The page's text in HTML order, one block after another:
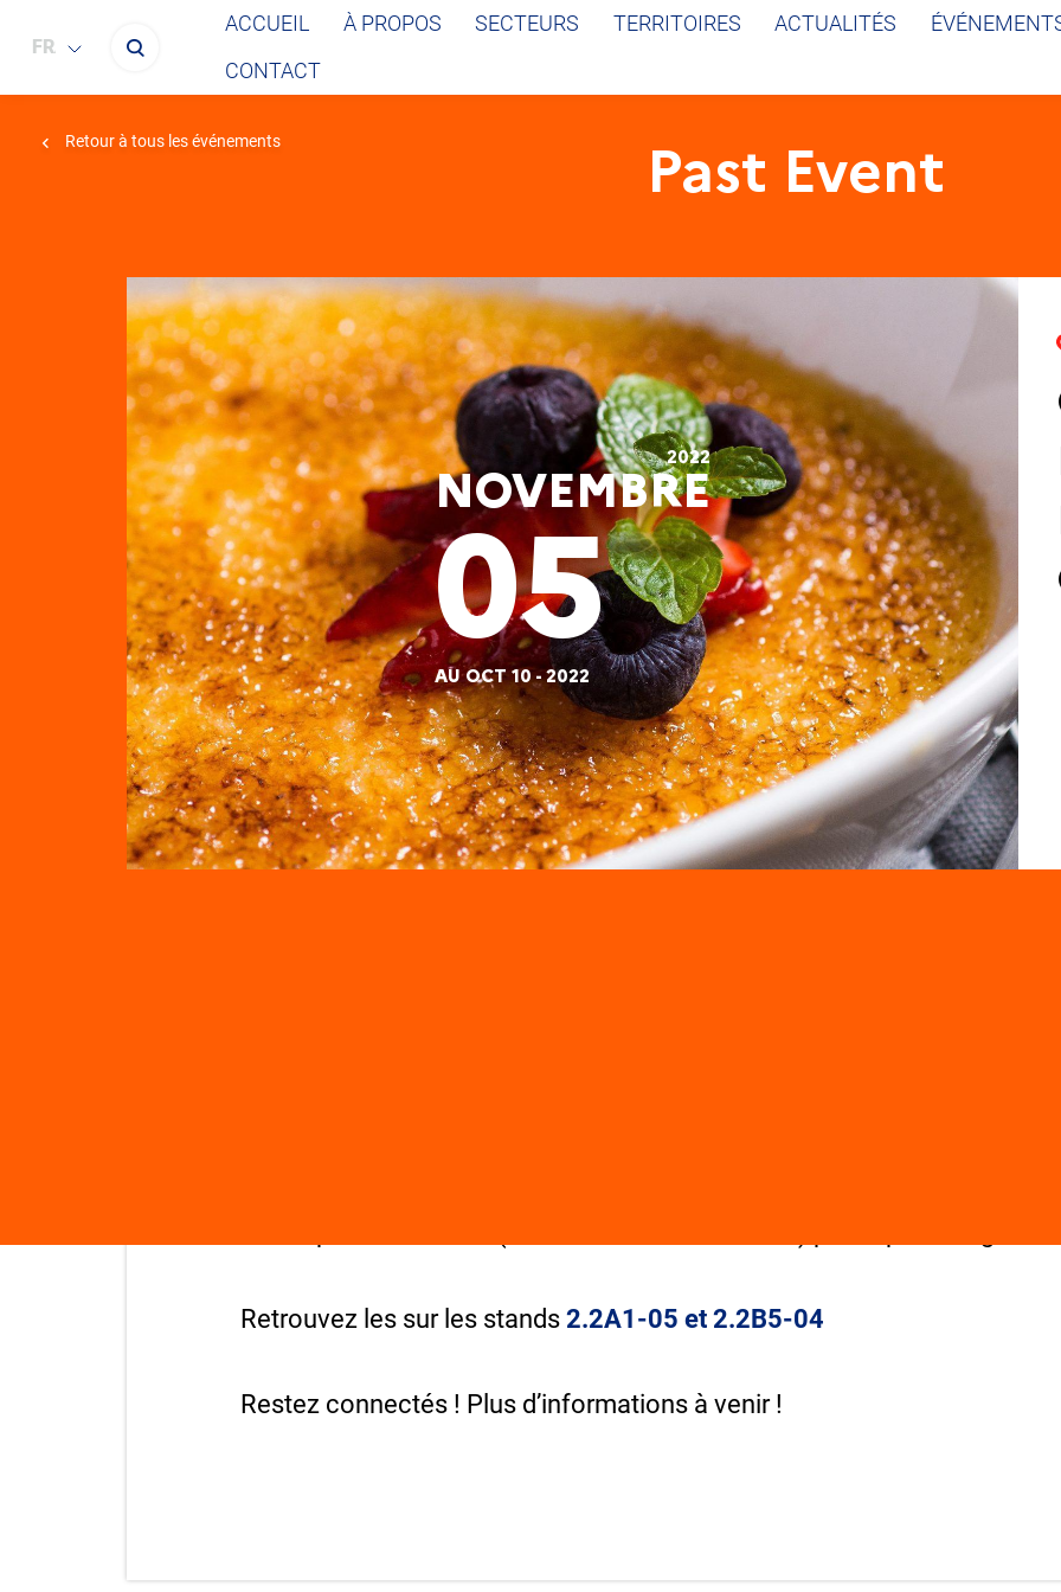
FRANÇAIS
ACCUEIL À PROPOS SECTEURS TERRITOIRES ACTUALITÉS
CONTACT
Retour à tous les événements Past Event
2022
NOVEMBRE
05
AU OCT 10 - 2022
Retrouvez les sur les stands 2.2A1-05 et 2.2B5-04
Restez connectés ! Plus d’informations à venir !